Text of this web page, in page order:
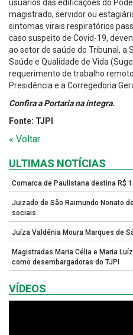
usuários das edificações do
magistrado, servidor ou
sintomas virais respiratórios
caso suspeito de Covid-19,
ao setor de saúde do Tribunal, a
Saúde e Qualidade de Vida
requerimento de trabalho
Presidência e a Corregedoria
Confira a Portaria na íntegra.
Fonte: TJPI
« Voltar
ULTIMAS NOTÍCIAS
Comarca de Paulistana destina R$
Juizado de São Raimundo Nonato
sociais
Juíza Valdênia Moura Marques de
Magistradas Maria Célia e Maria
como desembargadoras do TJPI
VÍDEOS